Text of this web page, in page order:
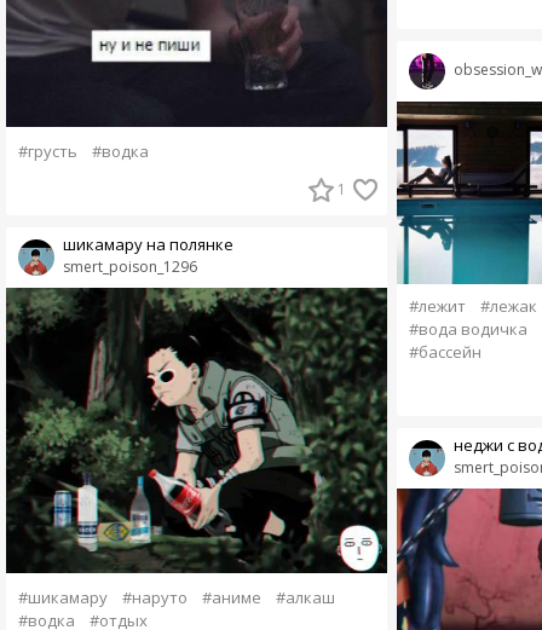
#грусть #водка
1
smert_poison_1296
шикамару на полянке
#шикамару #наруто #аниме
#алкаш
#водка
#отдых
#лежит
#лежак
#вода водичка
#бассейн
неджи с